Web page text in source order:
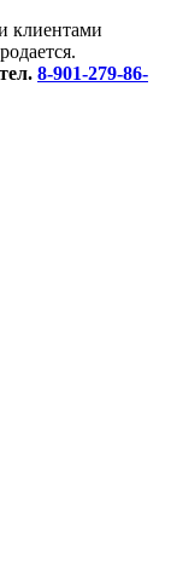
клиентами
8-901-279-86-